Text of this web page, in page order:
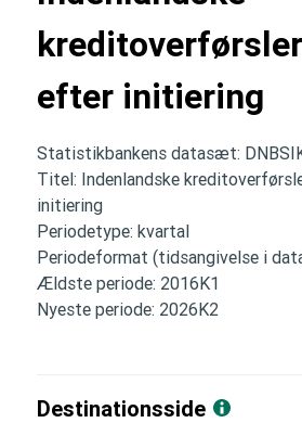
efter initiering
Statistikbankens datasæt:
Titel: Indenlandske
initiering
Periodetype: kvartal
Periodeformat (tidsangivelse i
Ældste periode: 2016K1
Nyeste periode: 2026K2
Destinationsside